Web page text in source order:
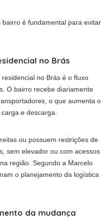
é fundamental para evitar
no Brás
no Brás é o fluxo
O bairro recebe diariamente
o que aumenta o
e descarga.
ou possuem restrições de
sem elevador ou com acessos
região. Segundo a Marcelo
o planejamento da logística
da mudança